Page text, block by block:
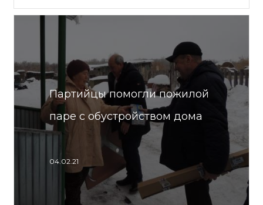
Партийцы помогли пожилой
паре с обустройством дома
04.02.21